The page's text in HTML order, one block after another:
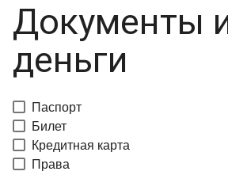
Документы
деньги
Паспорт
Билет
Кредитная карта
Права